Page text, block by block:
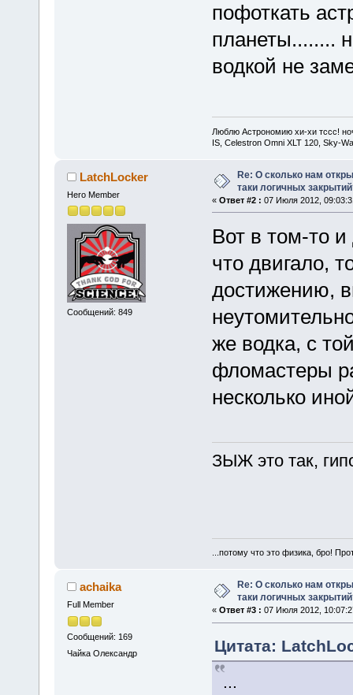
пофоткать
планеты........
водкой не
Люблю Астрономию хи-хи тссс!
IS, Celestron Omni XLT 120, Sky-
LatchLocker
Hero Member
Сообщений: 849
Re: О сколько нам
таки логичных
« Ответ #2 : 07 Июля 2012,
Вот в том-то
что двигало,
достижению,
же водка, с
фломастеры
несколько
ЗЫЖ это так,
...потому что это физика, бро!
achaika
Full Member
Сообщений: 169
Чайка Олександр
Re: О сколько нам
таки логичных
« Ответ #3 : 07 Июля 2012,
Цитата:
...